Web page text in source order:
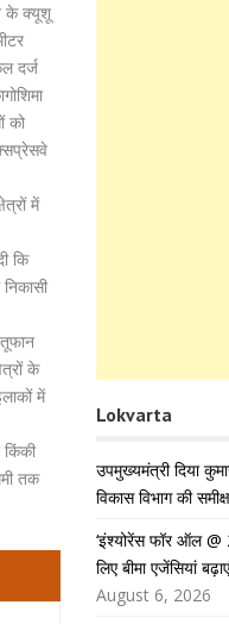
के क्यूशू
दर्ज
को
में
कि
के
में
तक
Lokvarta
उपमुख्यमंत्री दिया
विकास विभाग की
‘इंश्योरेंस फॉर ऑल
लिए बीमा एजेंसियां
August 6, 2026